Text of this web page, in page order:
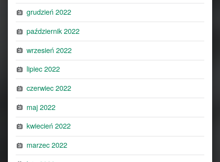
grudzień 2022
październik 2022
wrzesień 2022
lipiec 2022
czerwiec 2022
maj 2022
kwiecień 2022
marzec 2022